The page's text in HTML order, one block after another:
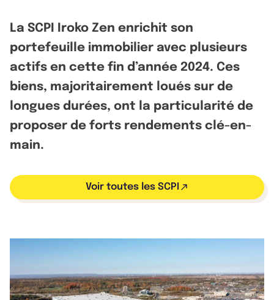
La SCPI Iroko Zen enrichit son
portefeuille immobilier avec plusieurs
actifs en cette fin d’année 2024. Ces
biens, majoritairement loués sur de
longues durées, ont la particularité de
proposer de forts rendements clé-en-
main.
Voir toutes les SCPI